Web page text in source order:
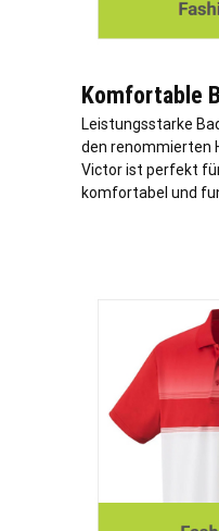
Komfortable
Leistungsstarke
den renommierten
Victor ist perfekt
komfortabel und